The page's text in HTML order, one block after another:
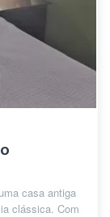
casa antiga
clássica. Com